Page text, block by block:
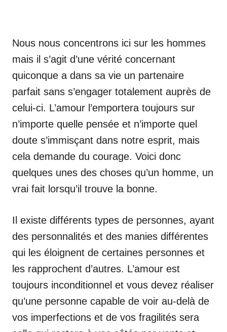
Nous nous concentrons ici sur les hommes
mais il s’agit d’une vérité concernant
quiconque a dans sa vie un partenaire
parfait sans s’engager totalement auprès de
celui-ci. L’amour l’emportera toujours sur
n’importe quelle pensée et n’importe quel
doute s’immisçant dans notre esprit, mais
cela demande du courage. Voici donc
quelques unes des choses qu’un homme, un
vrai fait lorsqu’il trouve la bonne.
Il existe différents types de personnes, ayant
des personnalités et des manies différentes
qui les éloignent de certaines personnes et
les rapprochent d’autres. L’amour est
toujours inconditionnel et vous devez réaliser
qu’une personne capable de voir au-delà de
vos imperfections et de vos fragilités sera